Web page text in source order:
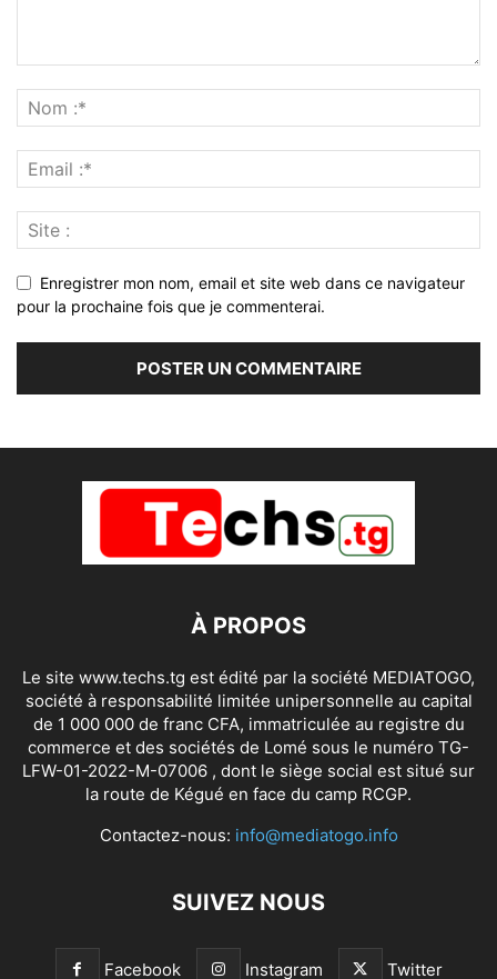
Enregistrer mon nom, email et site web dans ce navigateur
pour la prochaine fois que je commenterai.
À PROPOS
Le site www.techs.tg est édité par la société MEDIATOGO,
société à responsabilité limitée unipersonnelle au capital
de 1 000 000 de franc CFA, immatriculée au registre du
commerce et des sociétés de Lomé sous le numéro TG-
LFW-01-2022-M-07006 , dont le siège social est situé sur
la route de Kégué en face du camp RCGP.
Contactez-nous: info@mediatogo.info
SUIVEZ NOUS
Facebook Instagram Twitter